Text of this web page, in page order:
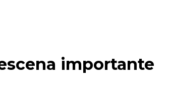
importante